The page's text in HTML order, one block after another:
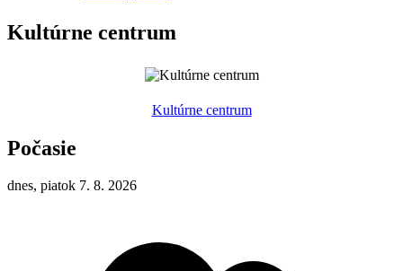
Kultúrne centrum
Kultúrne centrum
Počasie
dnes, piatok 7. 8. 2026